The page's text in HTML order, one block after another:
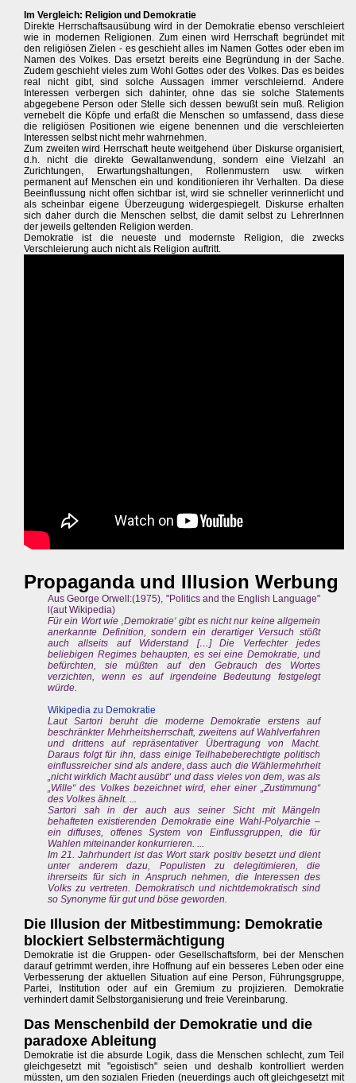
Im Vergleich: Religion und Demokratie
Direkte Herrschaftsausübung wird in der Demokratie ebenso verschleiert
wie in modernen Religionen. Zum einen wird Herrschaft begründet mit
den religiösen Zielen - es geschieht alles im Namen Gottes oder eben im
Namen des Volkes. Das ersetzt bereits eine Begründung in der Sache.
Zudem geschieht vieles zum Wohl Gottes oder des Volkes. Das es beides
real nicht gibt, sind solche Aussagen immer verschleiernd. Andere
Interessen verbergen sich dahinter, ohne das sie solche Statements
abgegebene Person oder Stelle sich dessen bewußt sein muß. Religion
vernebelt die Köpfe und erfaßt die Menschen so umfassend, dass diese
die religiösen Positionen wie eigene benennen und die verschleierten
Interessen selbst nicht mehr wahrnehmen.
Zum zweiten wird Herrschaft heute weitgehend über Diskurse organisiert,
d.h. nicht die direkte Gewaltanwendung, sondern eine Vielzahl an
Zurichtungen, Erwartungshaltungen, Rollenmustern usw. wirken
permanent auf Menschen ein und konditionieren ihr Verhalten. Da diese
Beeinflussung nicht offen sichtbar ist, wird sie schneller verinnerlicht und
als scheinbar eigene Überzeugung widergespiegelt. Diskurse erhalten
sich daher durch die Menschen selbst, die damit selbst zu LehrerInnen
der jeweils geltenden Religion werden.
Demokratie ist die neueste und modernste Religion, die zwecks
Verschleierung auch nicht als Religion auftritt.
Propaganda und Illusion Werbung
Aus George Orwell:(1975), "Politics and the English Language"
l(aut Wikipedia)
Für ein Wort wie ‚Demokratie‘ gibt es nicht nur keine allgemein
anerkannte Definition, sondern ein derartiger Versuch stößt
auch allseits auf Widerstand […] Die Verfechter jedes
beliebigen Regimes behaupten, es sei eine Demokratie, und
befürchten, sie müßten auf den Gebrauch des Wortes
verzichten, wenn es auf irgendeine Bedeutung festgelegt
würde.
Wikipedia zu Demokratie
Laut Sartori beruht die moderne Demokratie erstens auf
beschränkter Mehrheitsherrschaft, zweitens auf Wahlverfahren
und drittens auf repräsentativer Übertragung von Macht.
Daraus folgt für ihn, dass einige Teilhabeberechtigte politisch
einflussreicher sind als andere, dass auch die Wählermehrheit
„nicht wirklich Macht ausübt“ und dass vieles von dem, was als
„Wille“ des Volkes bezeichnet wird, eher einer „Zustimmung“
des Volkes ähnelt. ...
Sartori sah in der auch aus seiner Sicht mit Mängeln
behafteten existierenden Demokratie eine Wahl-Polyarchie –
ein diffuses, offenes System von Einflussgruppen, die für
Wahlen miteinander konkurrieren. ...
Im 21. Jahrhundert ist das Wort stark positiv besetzt und dient
unter anderem dazu, Populisten zu delegitimieren, die
ihrerseits für sich in Anspruch nehmen, die Interessen des
Volks zu vertreten. Demokratisch und nichtdemokratisch sind
so Synonyme für gut und böse geworden.
Die Illusion der Mitbestimmung: Demokratie
blockiert Selbstermächtigung
Demokratie ist die Gruppen- oder Gesellschaftsform, bei der Menschen
darauf getrimmt werden, ihre Hoffnung auf ein besseres Leben oder eine
Verbesserung der aktuellen Situation auf eine Person, Führungsgruppe,
Partei, Institution oder auf ein Gremium zu projizieren. Demokratie
verhindert damit Selbstorganisierung und freie Vereinbarung.
Das Menschenbild der Demokratie und die
paradoxe Ableitung
Demokratie ist die absurde Logik, dass die Menschen schlecht, zum Teil
gleichgesetzt mit "egoistisch" seien und deshalb kontrolliert werden
müssten, um den sozialen Frieden (neuerdings auch oft gleichgesetzt mit